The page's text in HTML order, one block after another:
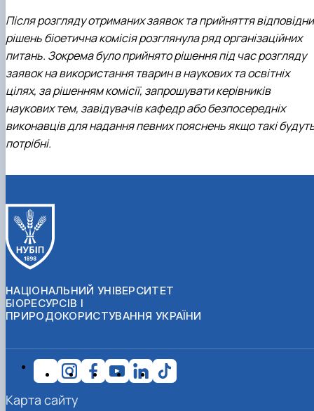
Після розгляду отриманих заявок та прийняття
рішень біоетична комісія розглянула ряд організаційних
питань. Зокрема було прийнято рішення під час розгляду
заявок на використання тварин в наукових та освітніх
цілях, за рішенням комісії, запрошувати керівників
наукових тем, завідувачів кафедр або безпосередніх
виконавців для надання певних пояснень якщо такі
потрібні.
НАЦІОНАЛЬНИЙ УНІВЕРСИТЕТ
БІОРЕСУРСІВ І
ПРИРОДОКОРИСТУВАННЯ УКРАЇНИ
Карта сайту